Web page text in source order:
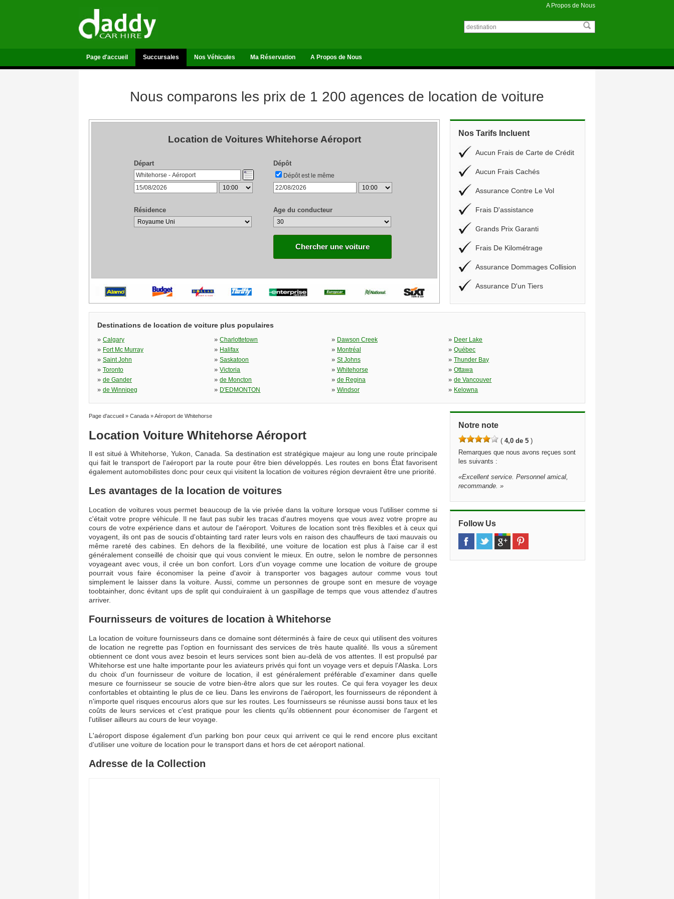
A Propos de Nous
Page d'accueil Succursales Nos Véhicules Ma Réservation A Propos de Nous
Nous comparons les prix de 1 200 agences de location de voiture
Location de Voitures Whitehorse Aéroport
Départ Dépôt
Dépôt est le même
Résidence Age du conducteur
Chercher une voiture
Nos Tarifs Incluent
Aucun Frais de Carte de Crédit
Aucun Frais Cachés
Assurance Contre Le Vol
Frais D'assistance
Grands Prix Garanti
Frais De Kilométrage
Assurance Dommages Collision
Assurance D'un Tiers
Destinations de location de voiture plus populaires
» Calgary »Charlottetown » Dawson Creek » Deer Lake
» Fort Mc Murray » Halifax » Montréal »Québec
» Saint John »Saskatoon » St Johns »Thunder Bay
» Toronto »Victoria » Whitehorse »Ottawa
» de Gander »de Moncton » de Regina »de Vancouver
» de Winnipeg » D'EDMONTON » Windsor » Kelowna
Page d'accueil » Canada »Aéroport de Whitehorse
Location Voiture Whitehorse Aéroport
Il est situé à Whitehorse, Yukon, Canada. Sa destination est stratégique majeur au long une route principale
qui fait le transport de l'aéroport par la route pour être bien développés. Les routes en bons État favorisent
également automobilistes donc pour ceux qui visitent la location de voitures région devraient être une priorité.
Les avantages de la location de voitures
Location de voitures vous permet beaucoup de la vie privée dans la voiture lorsque vous l'utiliser comme si
c'était votre propre véhicule. Il ne faut pas subir les tracas d'autres moyens que vous avez votre propre au
cours de votre expérience dans et autour de l'aéroport. Voitures de location sont très flexibles et à ceux qui
voyagent, ils ont pas de soucis d'obtainting tard rater leurs vols en raison des chauffeurs de taxi mauvais ou
même rareté des cabines. En dehors de la flexibilité, une voiture de location est plus à l'aise car il est
généralement conseillé de choisir que qui vous convient le mieux. En outre, selon le nombre de personnes
voyageant avec vous, il crée un bon confort. Lors d'un voyage comme une location de voiture de groupe
pourrait vous faire économiser la peine d'avoir à transporter vos bagages autour comme vous tout
simplement le laisser dans la voiture. Aussi, comme un personnes de groupe sont en mesure de voyage
toobtainher, donc évitant ups de split qui conduiraient à un gaspillage de temps que vous attendez d'autres
arriver.
Fournisseurs de voitures de location à Whitehorse
La location de voiture fournisseurs dans ce domaine sont déterminés à faire de ceux qui utilisent des voitures
de location ne regrette pas l'option en fournissant des services de très haute qualité. Ils vous a sûrement
obtiennent ce dont vous avez besoin et leurs services sont bien au-delà de vos attentes. Il est propulsé par
Whitehorse est une halte importante pour les aviateurs privés qui font un voyage vers et depuis l'Alaska. Lors
du choix d'un fournisseur de voiture de location, il est généralement préférable d'examiner dans quelle
mesure ce fournisseur se soucie de votre bien-être alors que sur les routes. Ce qui fera voyager les deux
confortables et obtainting le plus de ce lieu. Dans les environs de l'aéroport, les fournisseurs de répondent à
n'importe quel risques encourus alors que sur les routes. Les fournisseurs se réunisse aussi bons taux et les
coûts de leurs services et c'est pratique pour les clients qu'ils obtiennent pour économiser de l'argent et
l'utiliser ailleurs au cours de leur voyage.
L'aéroport dispose également d'un parking bon pour ceux qui arrivent ce qui le rend encore plus excitant
d'utiliser une voiture de location pour le transport dans et hors de cet aéroport national.
Adresse de la Collection
Notre note
( 4,0 de 5 )
Remarques que nous avons reçues sont
les suivants :
«Excellent service. Personnel amical,
recommande. »
Follow Us